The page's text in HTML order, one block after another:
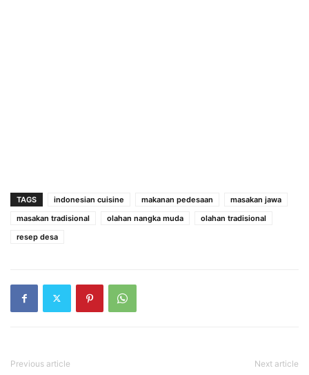
TAGS indonesian cuisine makanan pedesaan
masakan jawa
masakan tradisional
olahan nangka muda
olahan tradisional
resep desa
Previous article Next article